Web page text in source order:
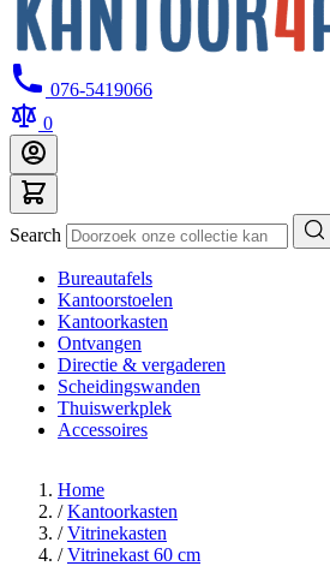
076-5419066
0
Search
Bureautafels
Kantoorstoelen
Kantoorkasten
Ontvangen
Directie & vergaderen
Scheidingswanden
Thuiswerkplek
Accessoires
Home
/ Kantoorkasten
/ Vitrinekasten
/ Vitrinekast 60 cm